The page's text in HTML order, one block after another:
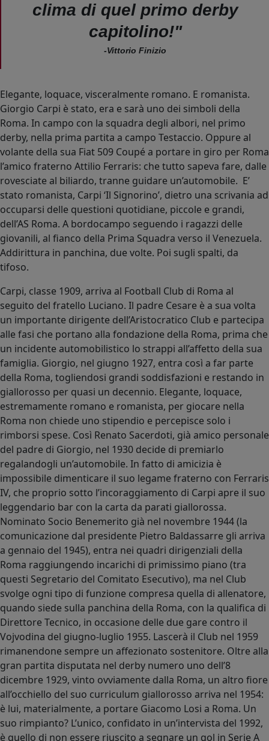
clima di quel primo derby
capitolino!"
-Vittorio Finizio
Elegante, loquace, visceralmente romano. E romanista.
Giorgio Carpi è stato, era e sarà uno dei simboli della
Roma. In campo con la squadra degli albori, nel primo
derby, nella prima partita a campo Testaccio. Oppure al
volante della sua Fiat 509 Coupé a portare in giro per Roma
l’amico fraterno Attilio Ferraris: che tutto sapeva fare, dalle
rovesciate al biliardo, tranne guidare un’automobile. E’
stato romanista, Carpi ‘Il Signorino’, dietro una scrivania ad
occuparsi delle questioni quotidiane, piccole e grandi,
dell’AS Roma. A bordocampo seguendo i ragazzi delle
giovanili, al fianco della Prima Squadra verso il Venezuela.
Addirittura in panchina, due volte. Poi sugli spalti, da
tifoso.
Carpi, classe 1909, arriva al Football Club di Roma al
seguito del fratello Luciano. Il padre Cesare è a sua volta
un importante dirigente dell’Aristocratico Club e partecipa
alle fasi che portano alla fondazione della Roma, prima che
un incidente automobilistico lo strappi all’affetto della sua
famiglia. Giorgio, nel giugno 1927, entra così a far parte
della Roma, togliendosi grandi soddisfazioni e restando in
giallorosso per quasi un decennio. Elegante, loquace,
estremamente romano e romanista, per giocare nella
Roma non chiede uno stipendio e percepisce solo i
rimborsi spese. Così Renato Sacerdoti, già amico personale
del padre di Giorgio, nel 1930 decide di premiarlo
regalandogli un’automobile. In fatto di amicizia è
impossibile dimenticare il suo legame fraterno con Ferraris
IV, che proprio sotto l’incoraggiamento di Carpi apre il suo
leggendario bar con la carta da parati giallorossa.
Nominato Socio Benemerito già nel novembre 1944 (la
comunicazione dal presidente Pietro Baldassarre gli arriva
a gennaio del 1945), entra nei quadri dirigenziali della
Roma raggiungendo incarichi di primissimo piano (tra
questi Segretario del Comitato Esecutivo), ma nel Club
svolge ogni tipo di funzione compresa quella di allenatore,
quando siede sulla panchina della Roma, con la qualifica di
Direttore Tecnico, in occasione delle due gare contro il
Vojvodina del giugno-luglio 1955. Lascerà il Club nel 1959
rimanendone sempre un affezionato sostenitore. Oltre alla
gran partita disputata nel derby numero uno dell’8
dicembre 1929, vinto ovviamente dalla Roma, un altro fiore
all’occhiello del suo curriculum giallorosso arriva nel 1954:
è lui, materialmente, a portare Giacomo Losi a Roma. Un
suo rimpianto? L’unico, confidato in un’intervista del 1992,
è quello di non essere riuscito a segnare un gol in Serie A